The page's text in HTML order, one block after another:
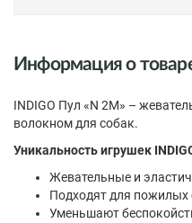
Информация о
INDIGO Пул «N 2М» –
волокном для собак.
Уникальность игрушек
Жевательные и
Подходят для пожилых
Уменьшают